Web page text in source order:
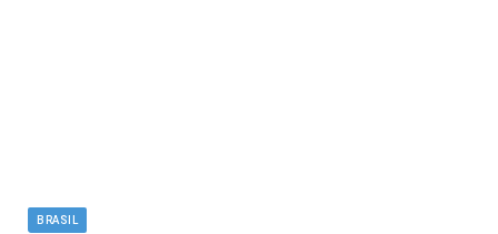
BRASIL